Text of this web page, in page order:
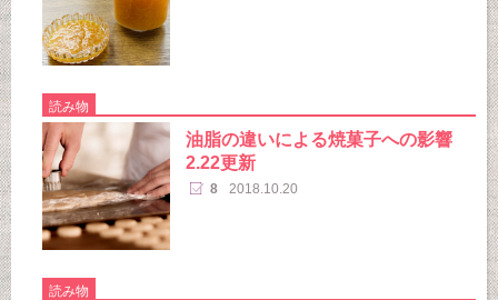
読み物
油脂の違いによる焼菓子への影響
2.22更新
8 2018.10.20
読み物